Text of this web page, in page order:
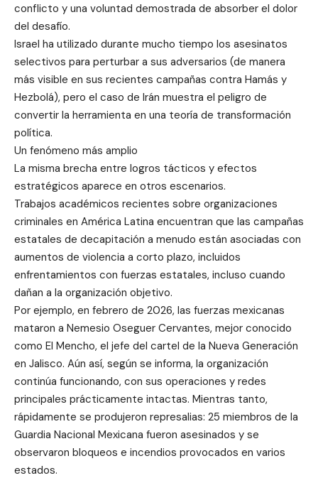
conflicto y una voluntad demostrada de absorber el dolor
del desafío.
Israel ha utilizado durante mucho tiempo los asesinatos
selectivos para perturbar a sus adversarios (de manera
más visible en sus recientes campañas contra Hamás y
Hezbolá), pero el caso de Irán muestra el peligro de
convertir la herramienta en una teoría de transformación
política.
Un fenómeno más amplio
La misma brecha entre logros tácticos y efectos
estratégicos aparece en otros escenarios.
Trabajos académicos recientes sobre organizaciones
criminales en América Latina encuentran que las campañas
estatales de decapitación a menudo están asociadas con
aumentos de violencia a corto plazo, incluidos
enfrentamientos con fuerzas estatales, incluso cuando
dañan a la organización objetivo.
Por ejemplo, en febrero de 2026, las fuerzas mexicanas
mataron a Nemesio Oseguer Cervantes, mejor conocido
como El Mencho, el jefe del cartel de la Nueva Generación
en Jalisco. Aún así, según se informa, la organización
continúa funcionando, con sus operaciones y redes
principales prácticamente intactas. Mientras tanto,
rápidamente se produjeron represalias: 25 miembros de la
Guardia Nacional Mexicana fueron asesinados y se
observaron bloqueos e incendios provocados en varios
estados.